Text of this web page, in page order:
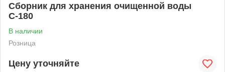
Сборник для хранения очищенной воды
С-180
В наличии
Розница
Цену уточняйте